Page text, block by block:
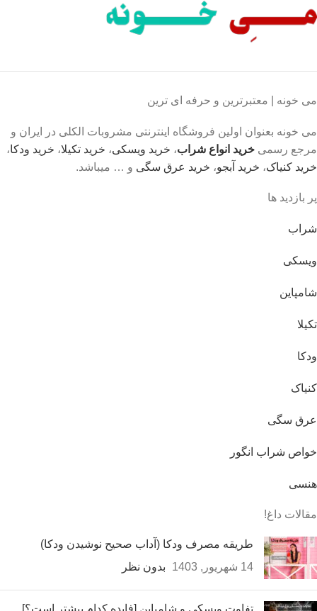
می خونه | معتبرترین و حرفه ای ترین
می خونه بعنوان اولین فروشگاه اینترنتی مشروبات الکلی در ایران و
مرجع رسمی خرید انواع شراب، خرید ویسکی، خرید تکیلا، خرید ودکا،
خرید کنیاک، خرید آبجو، خرید عرق سگی و … میباشد.
پر بازدید ها
شراب
ویسکی
شامپاین
تکیلا
ودکا
کنیاک
عرق سگی
خواص شراب انگور
هنسی
مقالات داغ!
طریقه مصرف ودکا (آداب صحیح نوشیدن ودکا)
14 شهریور, 1403
بدون نظر
تفاوت ویسکی و شامپاین [فایده کدام بیشتر است؟]